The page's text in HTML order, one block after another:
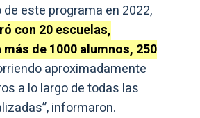
de este programa en 2022,
con 20 escuelas,
de 1000 alumnos, 250
aproximadamente
a lo largo de todas las
informaron.